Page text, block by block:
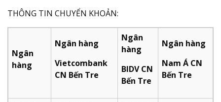
THÔNG TIN CHUYỂN KHOẢN:
Ngân
hàng
Ngân hàng
Vietcombank
CN Bến Tre
Ngân
hàng
BIDV CN
Bến Tre
Ngân hàng
Nam Á CN
Bến Tre